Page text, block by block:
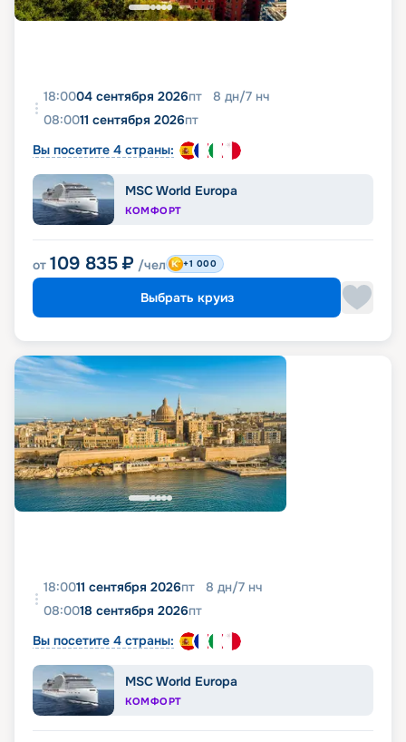
18:0004 сентября 2026пт 8 дн/7 нч
08:0011 сентября 2026пт
Вы посетите 4 страны:
MSC World Europa
КОМФОРТ
от 109 835 ₽ /чел +1 000
Выбрать круиз
18:0011 сентября 2026пт 8 дн/7 нч
08:0018 сентября 2026пт
Вы посетите 4 страны:
MSC World Europa
КОМФОРТ